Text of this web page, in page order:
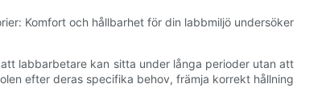
Komfort och hållbarhet för din labbmiljö undersöker
labbarbetare kan sitta under långa perioder utan att
efter deras specifika behov, främja korrekt hållning